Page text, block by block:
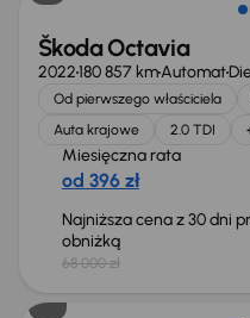
Škoda Octavia
2022180 857 kmAutomat
Od pierwszego właściciela
Auta krajowe
2.0 TDI
Miesięczna rata
od 396 zł
Najniższa cena z 30 dni
obniżką
68 000 zł